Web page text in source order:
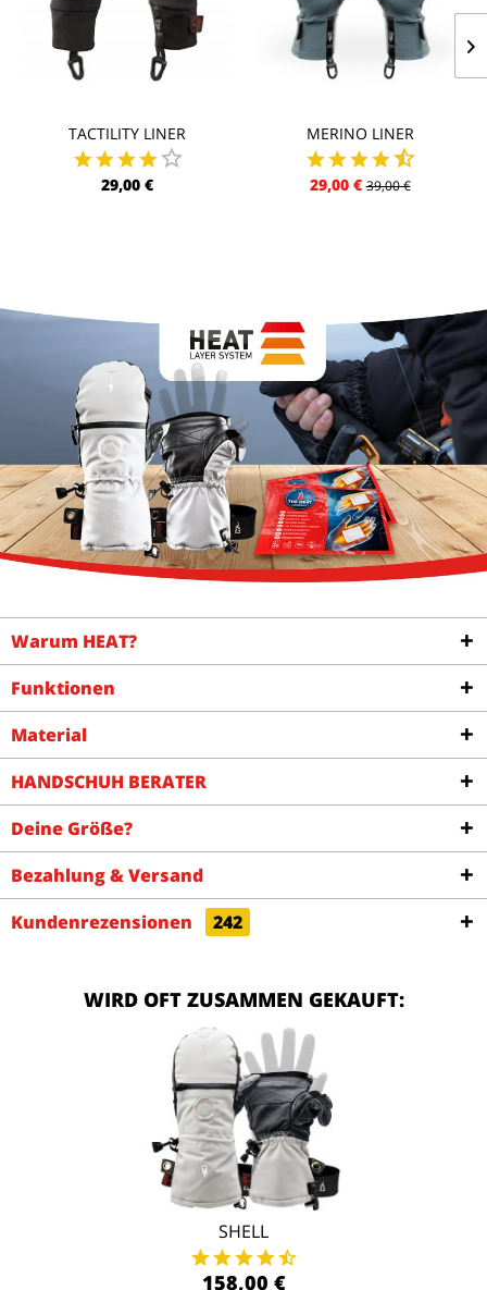
TACTILITY LINER
29,00 €
MERINO LINER
29,00 € 39,00 €
Warum HEAT?
Funktionen
Material
HANDSCHUH BERATER
Deine Größe?
Bezahlung & Versand
Kundenrezensionen
242
WIRD OFT ZUSAMMEN GEKAUFT:
SHELL
158,00 €